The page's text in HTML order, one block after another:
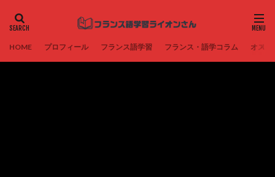
HOME プロフィール フランス語学習 フランス・語学コラム オスス